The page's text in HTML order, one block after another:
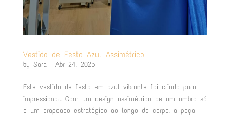
Vestido de Festa Azul Assimétrico
by Sara| Abr 24, 2025
Este vestido de festa em azul vibrante foi criado para
impressionar. Com um design assimétrico de um ombro só
e um drapeado estratégico ao longo do corpo, a peça